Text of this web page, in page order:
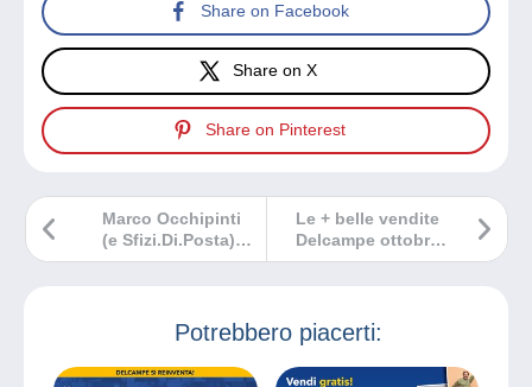
Share on Facebook
Share on X
Share on Pinterest
Le + belle vendite
Delcampe ottobre
2025
Marco Occhipinti
(e Sfizi.Di.Posta) il
30 settembre 2025
Potrebbero piacerti: